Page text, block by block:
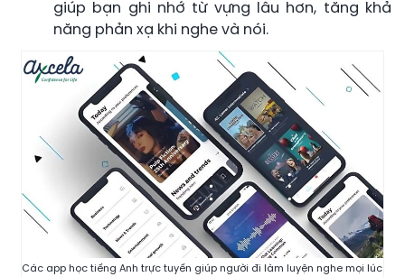
giúp bạn ghi nhớ từ vựng lâu hơn, tăng khả
năng phản xạ khi nghe và nói.
Các app học tiếng Anh trực tuyến giúp người đi làm luyện nghe mọi lúc